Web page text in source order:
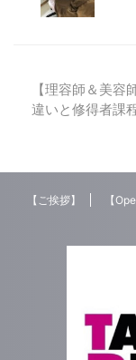
OK。スーパーなら1Lペ
無名で充分。 ちなみに
櫻○先生は水替わりに
む生粋の意識高い系男
【理容師＆美
違いと修得者課
【ご挨拶】 【